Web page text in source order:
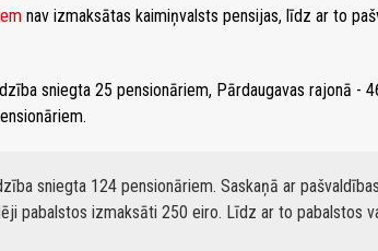
nav izmaksātas kaimiņvalsts pensijas, līdz ar to
sniegta 25 pensionāriem, Pārdaugavas rajonā -
sniegta 124 pensionāriem. Saskaņā ar
pabalstos izmaksāti 250 eiro. Līdz ar to pabalstos